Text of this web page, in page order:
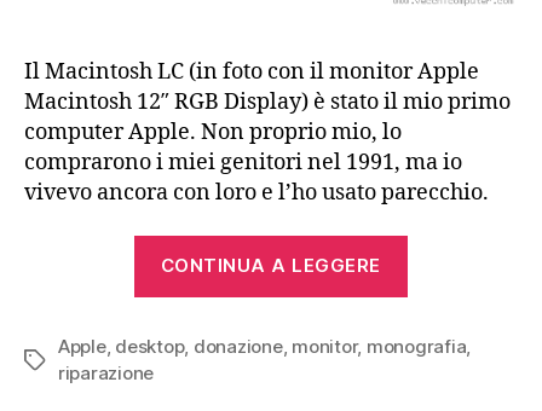
Il Macintosh LC (in foto con il monitor Apple
Macintosh 12″ RGB Display) è stato il mio primo
computer Apple. Non proprio mio, lo
comprarono i miei genitori nel 1991, ma io
vivevo ancora con loro e l’ho usato parecchio.
CONTINUA A LEGGERE
LC
Tag
Apple, desktop, donazione, monitor, monografia
riparazione